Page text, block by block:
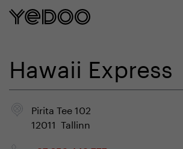
Hawaii Express
Pirita Tee 102
12011 Tallinn